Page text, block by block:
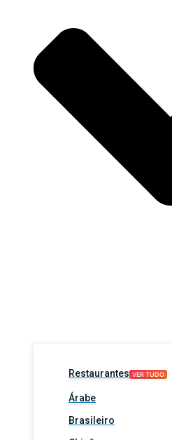
Restaurantes VER TUDO
Árabe
Brasileiro